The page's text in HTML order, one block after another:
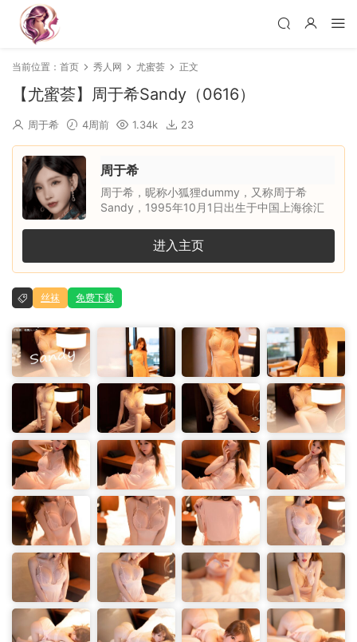
当前位置： 首页 秀人网 尤蜜荟 正文
【尤蜜荟】周于希Sandy（0616）
周于希 4周前 1.34k 23
周于希
周于希，昵称小狐狸dummy，又称周于希
Sandy，1995年10月1日出生于中国上海徐汇
B88/W60/H86，毕业于上海交通大学医学院中
医学专业。她是内地平面模特、一直播女主播，
受到关注。生活中的她兴趣广泛，喜欢旅游、时
选择，我们只能靠奋斗来使当初的选择显得正
进入主页
丝袜 免费下载